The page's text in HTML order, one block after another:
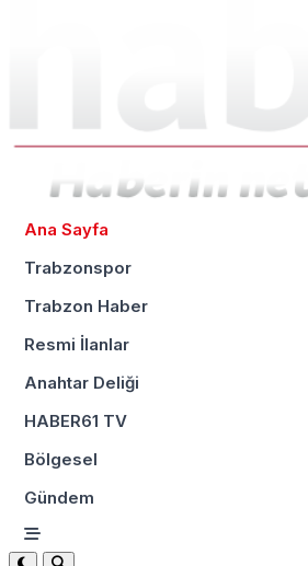
Ana Sayfa
Trabzonspor
Trabzon Haber
Resmi İlanlar
Anahtar Deliği
HABER61 TV
Bölgesel
Gündem